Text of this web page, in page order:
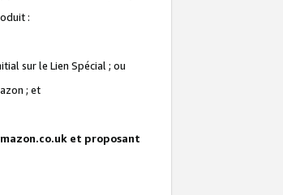
:
sur le Lien Spécial ; ou
; et
et proposant